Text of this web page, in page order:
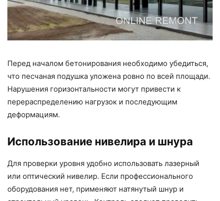
Перед началом бетонирования необходимо убедиться,
что песчаная подушка уложена ровно по всей площади.
Нарушения горизонтальности могут привести к
перераспределению нагрузок и последующим
деформациям.
Использование нивелира и шнура
Для проверки уровня удобно использовать лазерный
или оптический нивелир. Если профессионального
оборудования нет, применяют натянутый шнур и